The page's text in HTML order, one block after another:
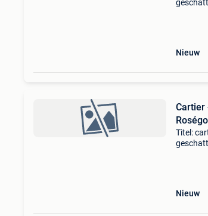
Nieuw
Cartier
Titel:
Nieuw